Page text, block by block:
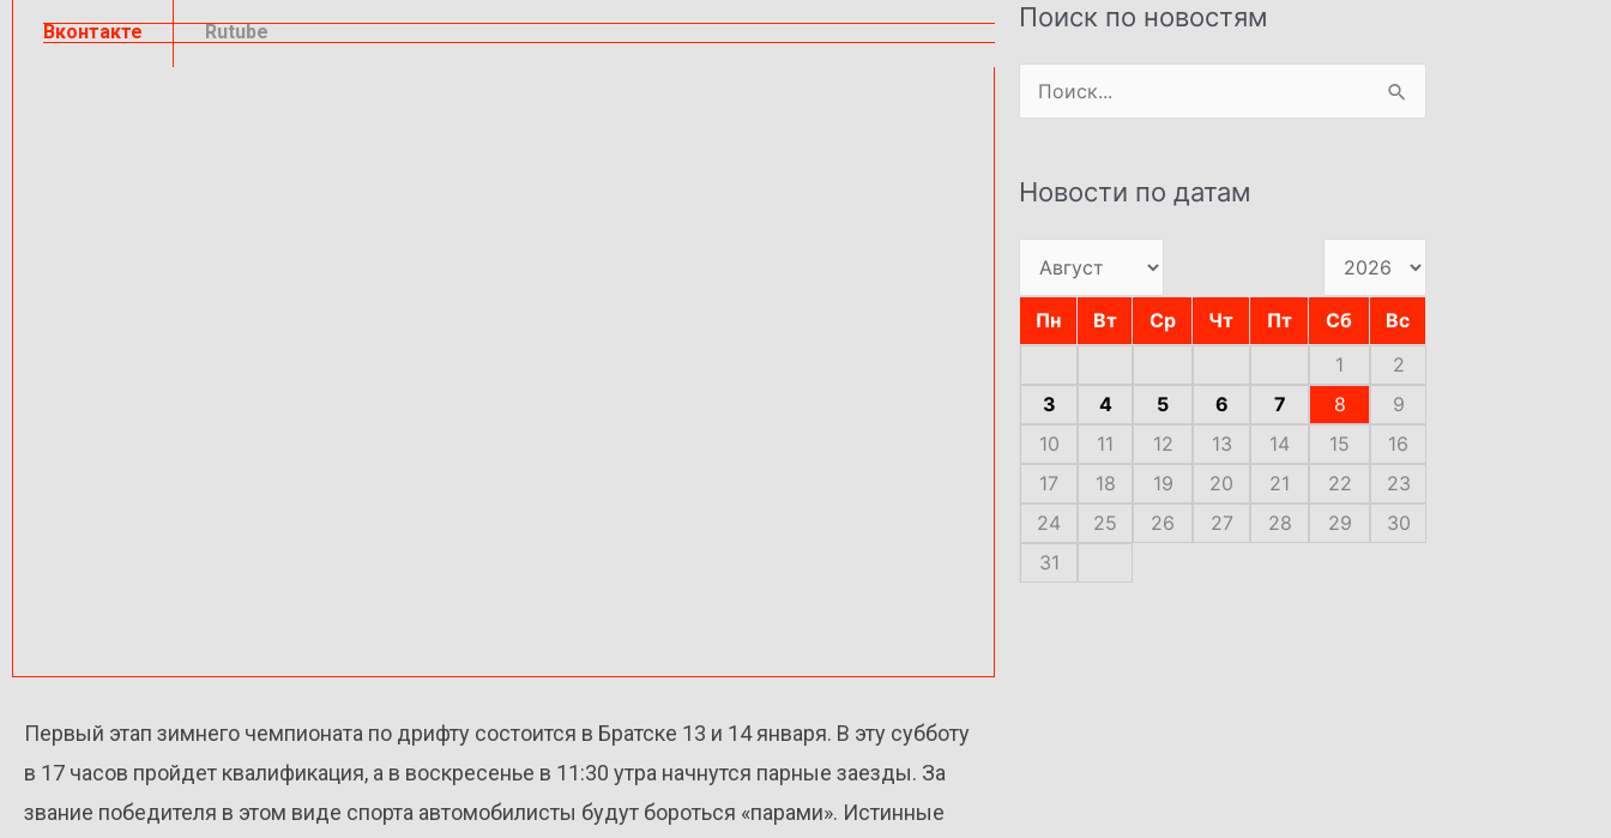
Вконтакте Rutube
Первый этап зимнего чемпионата по дрифту состоится в Братске 13 и 14 января. В эту субботу
в 17 часов пройдет квалификация, а в воскресенье в 11:30 утра начнутся парные заезды. За
звание победителя в этом виде спорта автомобилисты будут бороться «парами». Истинные
Поиск по новостям
Поиск:
Новости по датам
Пн Вт Ср Чт Пт Сб
Вс
1
2
3
4 5 6 7 8
9
10
11 12 13 14 15
16
17
18 19 20 21 22
23
24
25 26 27 28 29
30
31